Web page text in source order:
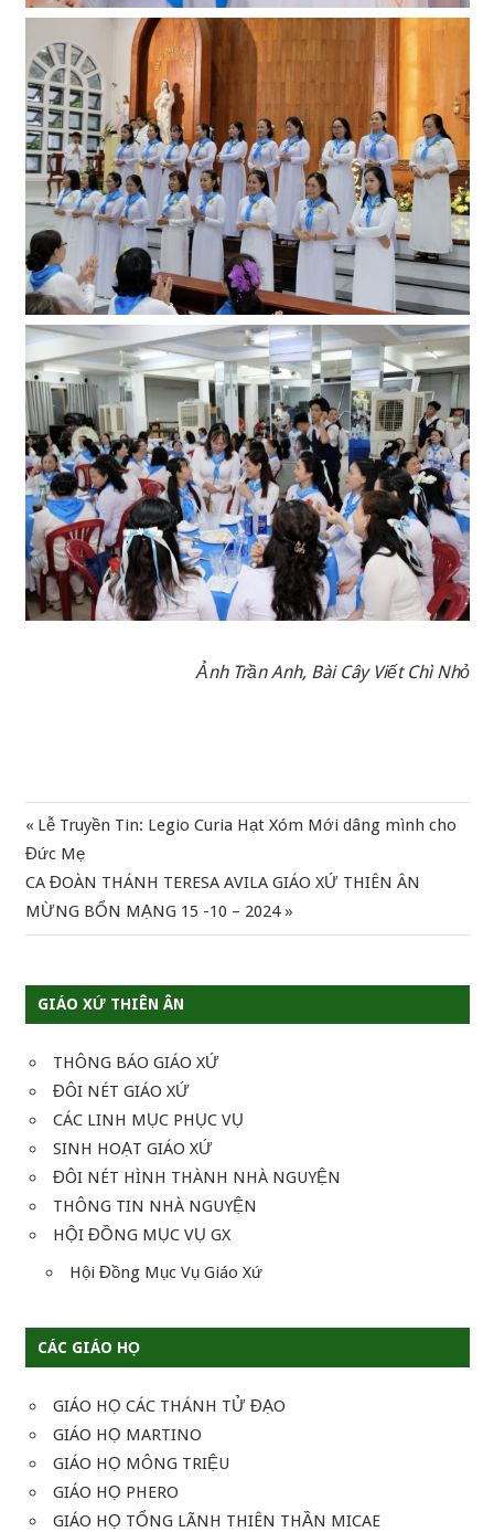
GIÁO XỨ THIÊN ÂN
THÔNG BÁO GIÁO XỨ
ĐÔI NÉT GIÁO XỨ
CÁC LINH MỤC PHỤC VỤ
SINH HOẠT GIÁO XỨ
ĐÔI NÉT HÌNH THÀNH NHÀ NGUYỆN
THÔNG TIN NHÀ NGUYỆN
HỘI ĐỒNG MỤC VỤ GX
Hội Đồng Mục Vụ Giáo Xứ
CÁC GIÁO HỌ
GIÁO HỌ CÁC THÁNH TỬ ĐẠO
GIÁO HỌ MARTINO
GIÁO HỌ MÔNG TRIỆU
GIÁO HỌ PHERO
GIÁO HỌ TỔNG LÃNH THIÊN THẦN MICAE
Ảnh Trần Anh, Bài Cây Viết Chì Nhỏ
Điều
hướng
bài
Previous
Post:
Lễ Truyền Tin: Legio Curia Hạt Xóm Mới dâng mình cho
Đức Mẹ
Next
Post:
CA ĐOÀN THÁNH TERESA AVILA GIÁO XỨ THIÊN ÂN
MỪNG BỔN MẠNG 15 -10 – 2024